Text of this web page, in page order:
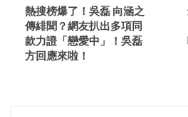
熱搜榜爆了！吳磊 向涵之
傳緋聞？網友扒出多項同
款力證「戀愛中」！吳磊
方回應來啦！